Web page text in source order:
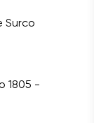
Surco
1805 -